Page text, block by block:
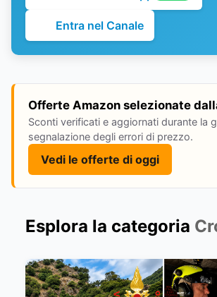
Entra nel Canale
Offerte Amazon selezionate
Sconti verificati e aggiornati durante la
segnalazione degli errori di prezzo.
Vedi le offerte di oggi
Esplora la categoria